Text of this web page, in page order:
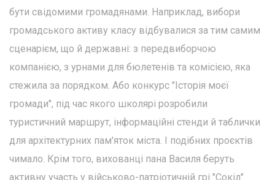
бути свідомими громадянами. Наприклад, вибори
громадського активу класу відбувалися за тим самим
сценарієм, що й державні: з передвиборчою
компанією, з урнами для бюлетенів та комісією, яка
стежила за порядком. Або конкурс "Історія моєї
громади", під час якого школярі розробили
туристичний маршрут, інформаційні стенди й таблички
для архітектурних пам'яток міста. І подібних проєктів
чимало. Крім того, вихованці пана Василя беруть
активну участь у військово-патріотичній грі "Сокіл"